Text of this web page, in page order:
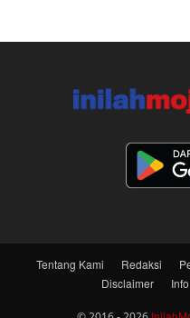
Tentang Kami Redaksi
Disclaimer